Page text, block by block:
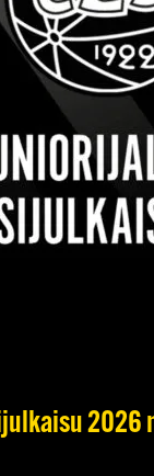
2026